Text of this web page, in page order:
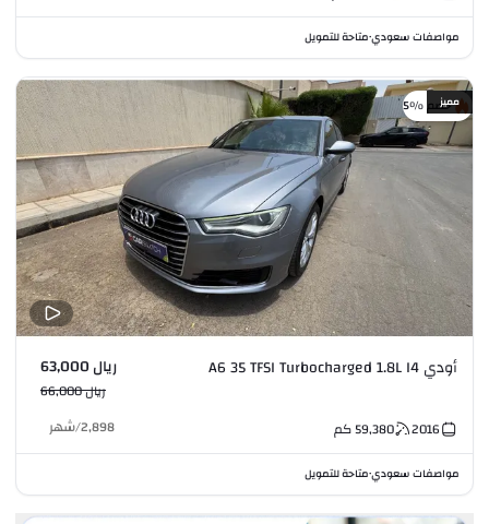
مواصفات سعودي•متاحة للتمويل
خصم %5مميز
أودي A6 35 TFSI Turbocharged 1.8L I4 ريال 63,000
ريال 66,000
2016
59,380كم 2,898
/شهر
مواصفات سعودي•متاحة للتمويل